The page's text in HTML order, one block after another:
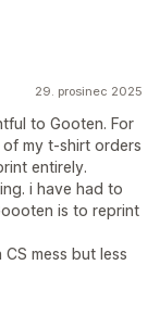
29. prosinec 2025
to Gooten. For
my t-shirt orders
entirely.
i have had to
is to reprint
mess but less